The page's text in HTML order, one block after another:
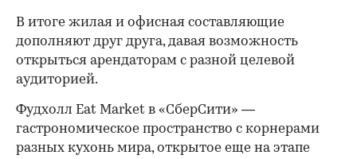
В итоге жилая и офисная составляющие
дополняют друг друга, давая возможность
открыться арендаторам с разной целевой
аудиторией.
Фудхолл Eat Market в «СберСити» —
гастрономическое пространство с корнерами
разных кухонь мира, открытое еще на этапе